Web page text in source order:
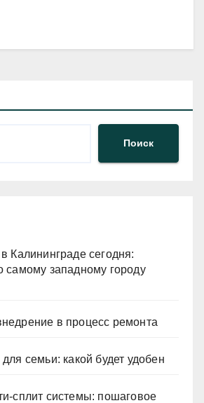
Поиск
Калининграде сегодня:
самому западному городу
в процесс ремонта
семьи: какой будет удобен
сплит системы: пошаговое